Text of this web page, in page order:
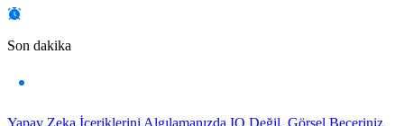
Son dakika
Yapay Zeka İçeriklerini Algılamanızda IQ Değil, Görsel Beceriniz